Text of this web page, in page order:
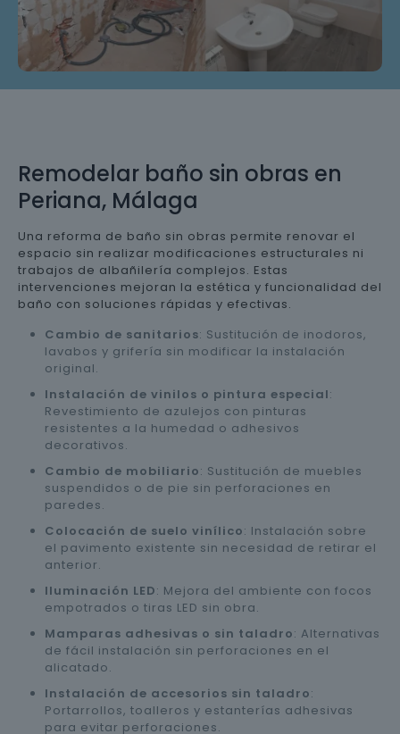
Remodelar baño sin obras en
Periana, Málaga
Una reforma de baño sin obras permite renovar el
espacio sin realizar modificaciones estructurales ni
trabajos de albañilería complejos. Estas
intervenciones mejoran la estética y funcionalidad del
baño con soluciones rápidas y efectivas.
Cambio de sanitarios: Sustitución de inodoros,
lavabos y grifería sin modificar la instalación
original.
Instalación de vinilos o pintura especial:
Revestimiento de azulejos con pinturas
resistentes a la humedad o adhesivos
decorativos.
Cambio de mobiliario: Sustitución de muebles
suspendidos o de pie sin perforaciones en
paredes.
Colocación de suelo vinílico: Instalación sobre
el pavimento existente sin necesidad de retirar el
anterior.
Iluminación LED: Mejora del ambiente con focos
empotrados o tiras LED sin obra.
Mamparas adhesivas o sin taladro: Alternativas
de fácil instalación sin perforaciones en el
alicatado.
Instalación de accesorios sin taladro:
Portarrollos, toalleros y estanterías adhesivas
para evitar perforaciones.